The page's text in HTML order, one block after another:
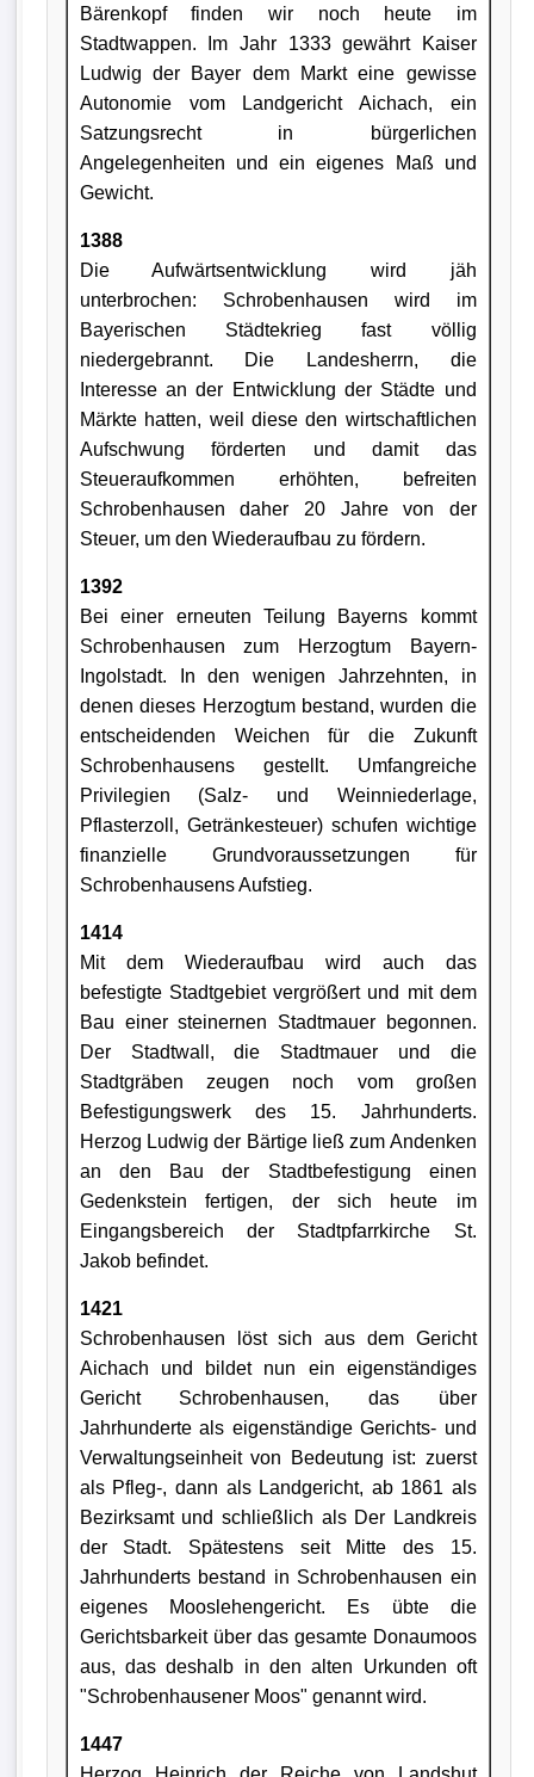
Bärenkopf finden wir noch heute im
Stadtwappen. Im Jahr 1333 gewährt Kaiser
Ludwig der Bayer dem Markt eine gewisse
Autonomie vom Landgericht Aichach, ein
Satzungsrecht in bürgerlichen
Angelegenheiten und ein eigenes Maß und
Gewicht.
1388
Die Aufwärtsentwicklung wird jäh
unterbrochen: Schrobenhausen wird im
Bayerischen Städtekrieg fast völlig
niedergebrannt. Die Landesherrn, die
Interesse an der Entwicklung der Städte und
Märkte hatten, weil diese den wirtschaftlichen
Aufschwung förderten und damit das
Steueraufkommen erhöhten, befreiten
Schrobenhausen daher 20 Jahre von der
Steuer, um den Wiederaufbau zu fördern.
1392
Bei einer erneuten Teilung Bayerns kommt
Schrobenhausen zum Herzogtum Bayern-
Ingolstadt. In den wenigen Jahrzehnten, in
denen dieses Herzogtum bestand, wurden die
entscheidenden Weichen für die Zukunft
Schrobenhausens gestellt. Umfangreiche
Privilegien (Salz- und Weinniederlage,
Pflasterzoll, Getränkesteuer) schufen wichtige
finanzielle Grundvoraussetzungen für
Schrobenhausens Aufstieg.
1414
Mit dem Wiederaufbau wird auch das
befestigte Stadtgebiet vergrößert und mit dem
Bau einer steinernen Stadtmauer begonnen.
Der Stadtwall, die Stadtmauer und die
Stadtgräben zeugen noch vom großen
Befestigungswerk des 15. Jahrhunderts.
Herzog Ludwig der Bärtige ließ zum Andenken
an den Bau der Stadtbefestigung einen
Gedenkstein fertigen, der sich heute im
Eingangsbereich der Stadtpfarrkirche St.
Jakob befindet.
1421
Schrobenhausen löst sich aus dem Gericht
Aichach und bildet nun ein eigenständiges
Gericht Schrobenhausen, das über
Jahrhunderte als eigenständige Gerichts- und
Verwaltungseinheit von Bedeutung ist: zuerst
als Pfleg-, dann als Landgericht, ab 1861 als
Bezirksamt und schließlich als Der Landkreis
der Stadt. Spätestens seit Mitte des 15.
Jahrhunderts bestand in Schrobenhausen ein
eigenes Mooslehengericht. Es übte die
Gerichtsbarkeit über das gesamte Donaumoos
aus, das deshalb in den alten Urkunden oft
"Schrobenhausener Moos" genannt wird.
1447